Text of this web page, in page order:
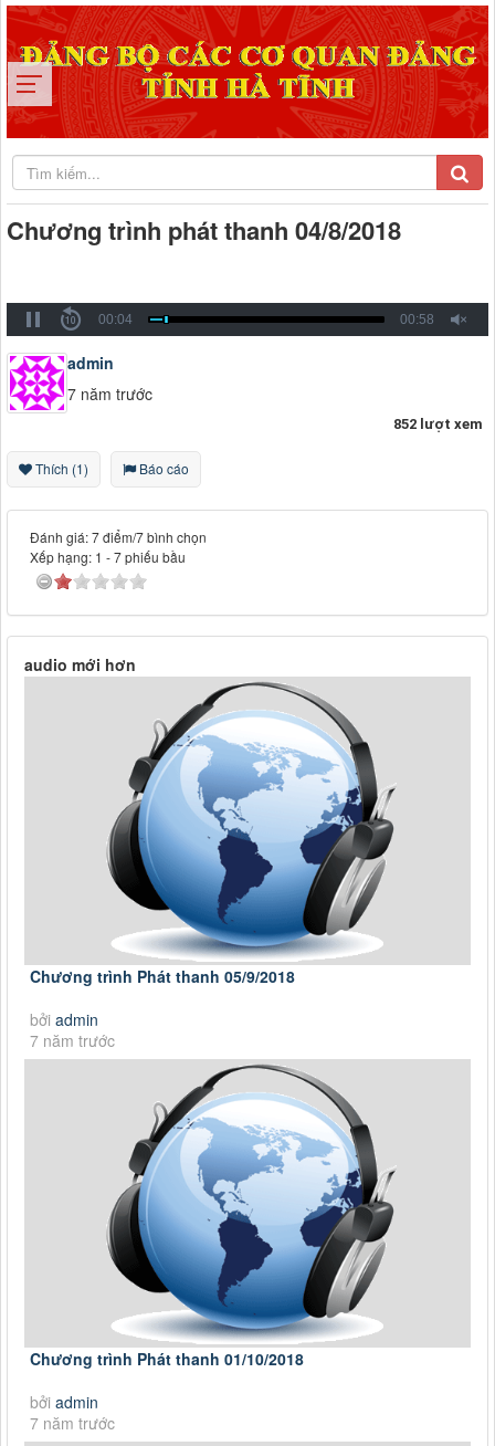
Chương trình phát thanh 04/8/2018
00:04 00:58
admin
7 năm trước
852 lượt xem
Thích (1) Báo cáo
Đánh giá: 7 điểm/7 bình chọn
Xếp hạng: 1 -7phiếu bầu
audio mới hơn
Chương trình Phát thanh 05/9/2018
bởi admin
7 năm trước
Chương trình Phát thanh 01/10/2018
bởi admin
7 năm trước